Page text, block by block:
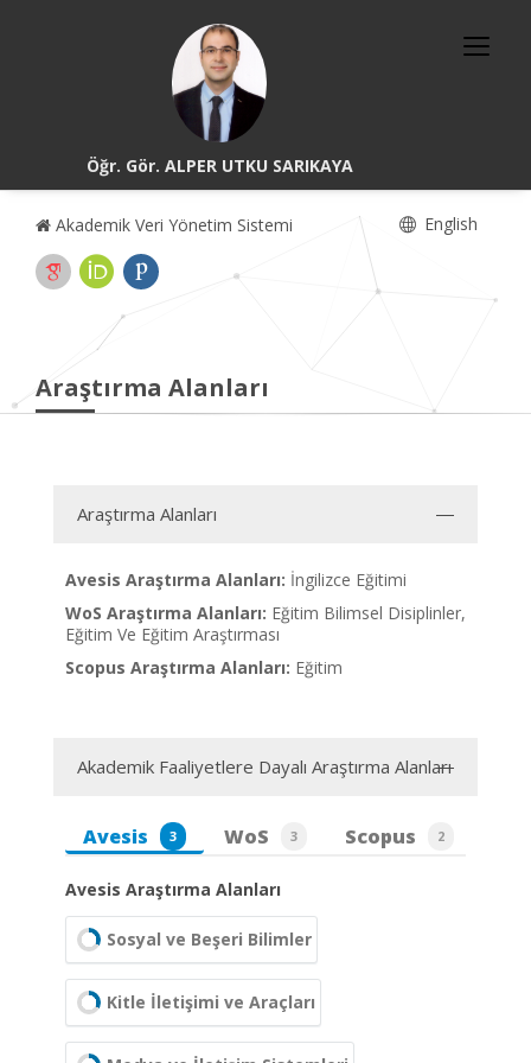
Öğr. Gör. ALPER UTKU SARIKAYA
Akademik Veri Yönetim Sistemi English
Araştırma Alanları
Araştırma Alanları
Avesis Araştırma Alanları: İngilizce Eğitimi
WoS Araştırma Alanları: Eğitim Bilimsel Disiplinler,
Eğitim Ve Eğitim Araştırması
Scopus Araştırma Alanları: Eğitim
Akademik Faaliyetlere Dayalı Araştırma Alanları
Avesis 3 WoS 3 Scopus 2
Avesis Araştırma Alanları
Sosyal ve Beşeri Bilimler
Kitle İletişimi ve Araçları